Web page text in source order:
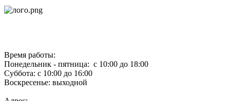
Время работы:
Понедельник - пятница: с 10:00 до 18:00
Суббота: с 10:00 до 16:00
Воскресенье: выходной